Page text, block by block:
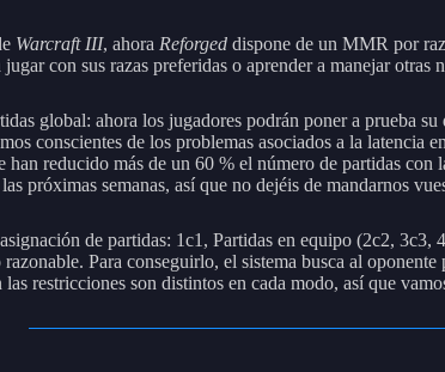
Warcraft III, ahora Reforged dispone de un MMR por
con sus razas preferidas o aprender a manejar
global: ahora los jugadores podrán poner a prueba
conscientes de los problemas asociados a la
reducido más de un 60 % el número de partidas
próximas semanas, así que no dejéis de mandarnos
de partidas: 1c1, Partidas en equipo (2c2,
Para conseguirlo, el sistema busca al
restricciones son distintos en cada modo, así que